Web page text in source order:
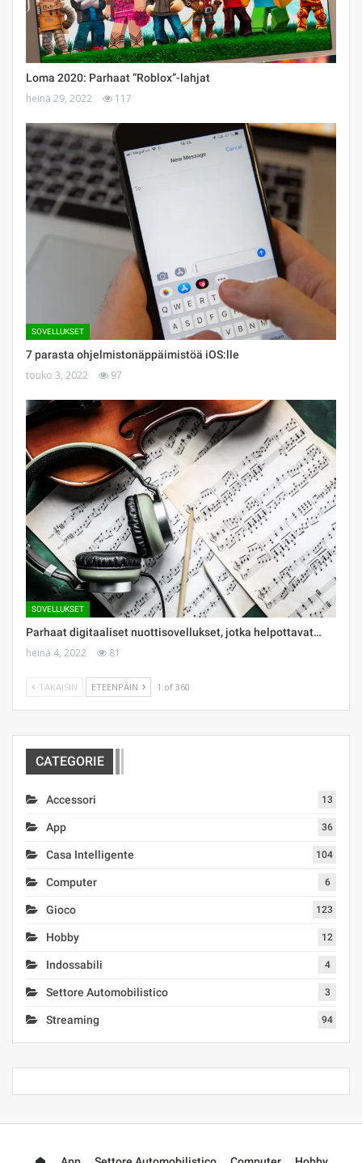
Loma 2020: Parhaat ”Roblox”-lahjat
heinä 29, 2022 117
SOVELLUKSET
7 parasta ohjelmistonäppäimistöä iOS:lle
touko 3, 2022 97
SOVELLUKSET
Parhaat digitaaliset nuottisovellukset, jotka helpottavat…
heinä 4, 2022 81
TAKAISIN ETEENPÄIN 1 of 360
CATEGORIE
Accessori 13
App 36
Casa Intelligente 104
Computer 6
Gioco 123
Hobby 12
Indossabili 4
Settore Automobilistico 3
Streaming 94